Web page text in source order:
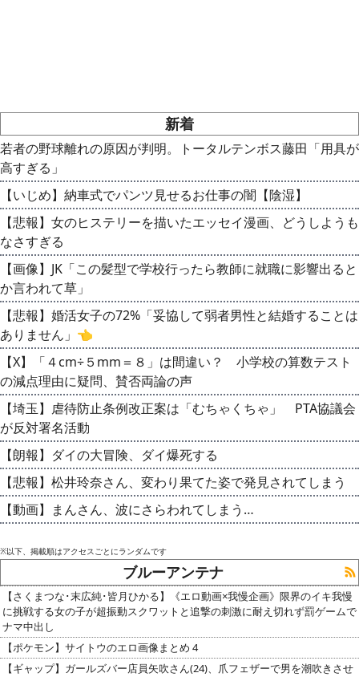
新着
若者の野球離れの原因が判明。トータルテンボス藤田「用具が
高すぎる」
【いじめ】納車式でパンツ見せるお仕事の闇【陰湿】
【悲報】女のヒステリーを描いたエッセイ漫画、どうしようも
なさすぎる
【画像】JK「この髪型で学校行ったら教師に就職に影響出ると
か言われて草」
【悲報】婚活女子の72%「妥協して弱者男性と結婚することは
ありません」👈
【X】「４cm÷５mm＝８」は間違い？ 小学校の算数テスト
の減点理由に疑問、賛否両論の声
【埼玉】虐待防止条例改正案は「むちゃくちゃ」 PTA協議会
が反対署名活動
【朗報】ダイの大冒険、ダイ爆死する
【悲報】松井玲奈さん、変わり果てた姿で発見されてしまう
【動画】まんさん、波にさらわれてしまう…
※以下、掲載順はアクセスごとにランダムです
ブルーアンテナ
【さくまつな･末広純･皆月ひかる】《エロ動画×我慢企画》限界のイキ我慢
に挑戦する女の子が超振動スクワットと追撃の刺激に耐え切れず罰ゲームで
ナマ中出し
【ポケモン】サイトウのエロ画像まとめ 4
【ギャップ】ガールズバー店員矢吹さん(24)、爪フェザーで男を潮吹きさせ